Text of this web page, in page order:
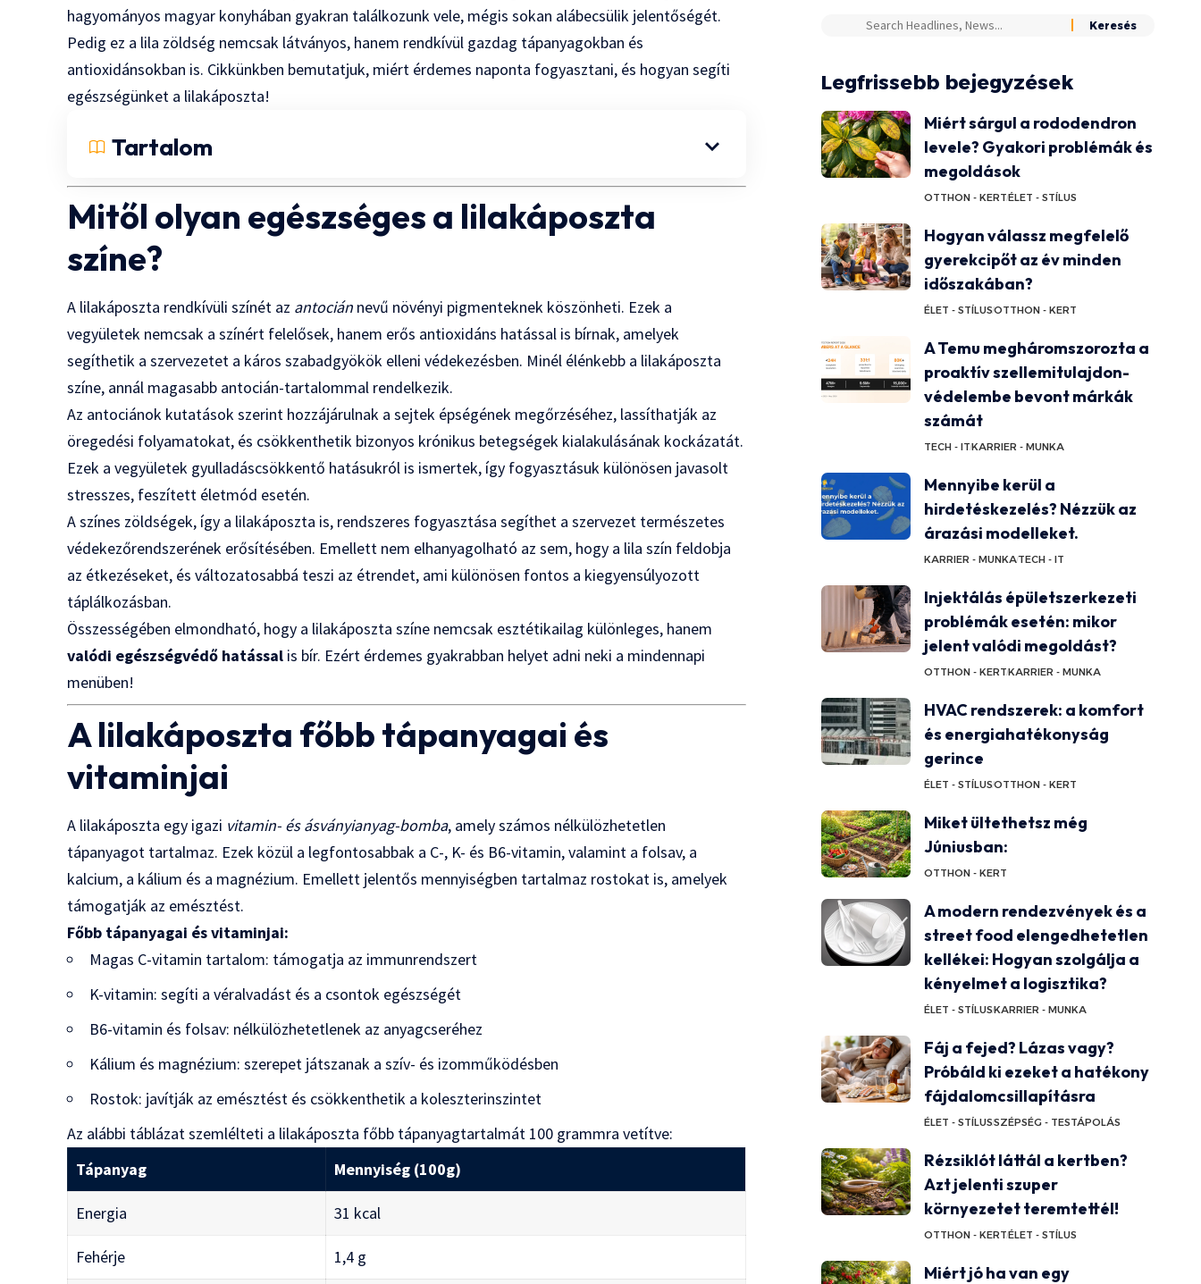
hagyományos magyar konyhában gyakran találkozunk vele, mégis sokan alábecsülik jelentőségét.
Pedig ez a lila zöldség nemcsak látványos, hanem rendkívül gazdag tápanyagokban és
antioxidánsokban is. Cikkünkben bemutatjuk, miért érdemes naponta fogyasztani, és hogyan segíti
egészségünket a lilakáposzta!
Tartalom
Mitől olyan egészséges a lilakáposzta
színe?
A lilakáposzta rendkívüli színét az antocián nevű növényi pigmenteknek köszönheti. Ezek a
vegyületek nemcsak a színért felelősek, hanem erős antioxidáns hatással is bírnak, amelyek
segíthetik a szervezetet a káros szabadgyökök elleni védekezésben. Minél élénkebb a lilakáposzta
színe, annál magasabb antocián-tartalommal rendelkezik.
Az antociánok kutatások szerint hozzájárulnak a sejtek épségének megőrzéséhez, lassíthatják az
öregedési folyamatokat, és csökkenthetik bizonyos krónikus betegségek kialakulásának kockázatát.
Ezek a vegyületek gyulladáscsökkentő hatásukról is ismertek, így fogyasztásuk különösen javasolt
stresszes, feszített életmód esetén.
A színes zöldségek, így a lilakáposzta is, rendszeres fogyasztása segíthet a szervezet természetes
védekezőrendszerének erősítésében. Emellett nem elhanyagolható az sem, hogy a lila szín feldobja
az étkezéseket, és változatosabbá teszi az étrendet, ami különösen fontos a kiegyensúlyozott
táplálkozásban.
Összességében elmondható, hogy a lilakáposzta színe nemcsak esztétikailag különleges, hanem
valódi egészségvédő hatással is bír. Ezért érdemes gyakrabban helyet adni neki a mindennapi
menüben!
A lilakáposzta főbb tápanyagai és
vitaminjai
A lilakáposzta egy igazi vitamin- és ásványianyag-bomba, amely számos nélkülözhetetlen
tápanyagot tartalmaz. Ezek közül a legfontosabbak a C-, K- és B6-vitamin, valamint a folsav, a
kalcium, a kálium és a magnézium. Emellett jelentős mennyiségben tartalmaz rostokat is, amelyek
támogatják az emésztést.
Főbb tápanyagai és vitaminjai:
Magas C-vitamin tartalom: támogatja az immunrendszert
K-vitamin: segíti a véralvadást és a csontok egészségét
B6-vitamin és folsav: nélkülözhetetlenek az anyagcseréhez
Kálium és magnézium: szerepet játszanak a szív- és izomműködésben
Rostok: javítják az emésztést és csökkenthetik a koleszterinszintet
Az alábbi táblázat szemlélteti a lilakáposzta főbb tápanyagtartalmát 100 grammra vetítve:
Tápanyag
Mennyiség (100g)
Energia 31 kcal
Fehérje 1,4 g
Legfrissebb bejegyzések
Miért sárgul a rododendron
levele? Gyakori problémák és
megoldások
OTTHON - KERTÉLET - STÍLUS
Hogyan válassz megfelelő
gyerekcipőt az év minden
időszakában?
ÉLET - STÍLUSOTTHON - KERT
A Temu megháromszorozta a
proaktív szellemitulajdon-
védelembe bevont márkák
számát
TECH - ITKARRIER - MUNKA
Mennyibe kerül a
hirdetéskezelés? Nézzük az
árazási modelleket.
KARRIER - MUNKATECH - IT
Injektálás épületszerkezeti
problémák esetén: mikor
jelent valódi megoldást?
OTTHON - KERTKARRIER - MUNKA
HVAC rendszerek: a komfort
és energiahatékonyság
gerince
ÉLET - STÍLUSOTTHON - KERT
Miket ültethetsz még
Júniusban:
OTTHON - KERT
A modern rendezvények és a
street food elengedhetetlen
kellékei: Hogyan szolgálja a
kényelmet a logisztika?
ÉLET - STÍLUSKARRIER - MUNKA
Fáj a fejed? Lázas vagy?
Próbáld ki ezeket a hatékony
fájdalomcsillapításra
ÉLET - STÍLUSSZÉPSÉG - TESTÁPOLÁS
Rézsiklót láttál a kertben?
Azt jelenti szuper
környezetet teremtettél!
OTTHON - KERTÉLET - STÍLUS
Miért jó ha van egy